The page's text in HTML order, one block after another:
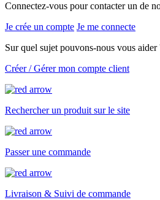
Connectez-vous pour contacter un de
Je crée un compte Je me connecte
Sur quel sujet pouvons-nous vous aider
Créer / Gérer mon compte client
Rechercher un produit sur le site
Passer une commande
Livraison & Suivi de commande